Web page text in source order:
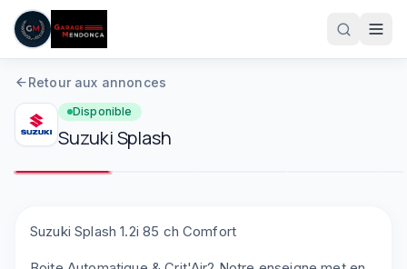
Aller au contenu principal
Retour aux annonces
Disponible
SuzukiSplash
Suzuki Splash 1.2i 85 ch Comfort